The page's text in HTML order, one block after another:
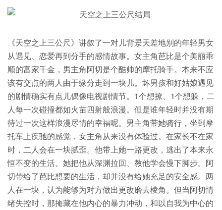
《天空之上三公尺》讲叙了一对儿背景天差地别的年轻男女
从遇见、恋爱再到分手的感情故事。女主角芭比是个美丽乖
顺的富家千金，男主角阿切是个酷帅的摩托骑手。本来不应
该有交点的两人由于缘分走到一块儿。坏男孩和好姑娘遇见
的剧情确实有点儿偶像电视剧情节。1个想撩、1个想躲，二
人每一次碰撞都如火苗四射般浪漫。但是谁年轻时并没有期
待过一次这样浪漫尽情的幸福呢。男主角带她骑行，坐到摩
托车上疾驰的感觉，女主角从来没有体验过。在家长不在家
时，二人会在一块腻歪。他带上她一路更改，逃出了本来永
恒不变的生活。她把他从深渊拉回、教他学会慢下脚步。阿
切带给了芭比想要的生活，却并没有给她充足的安全感。两
人在一块，认为能够为对方做出更改磨去棱角。但当阿切情
绪失控时，那掩藏在他内心的暴力冲动，和以自我为中心的